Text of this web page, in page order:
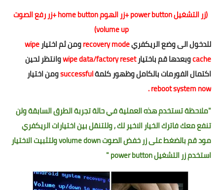
(زر التشغيل power button +زر الهوم home button +زر رفع الصوت
volume up)
للدخول الى وضع الريكفري
ومن ثم اختيار wipe
cacheوبعدها قم باختيارwipe data/factory resetوانتظر لحين
اكتمال الفورمات بالكامل وظهور كلمةsuccessfulومن اختيار
reboot system now .
"ملاحظة تستخدم هذه العملية في حالة تجربة الطرق السابقة ولن
تنفع معك فاترك الخيار الاخير لك , وللتنقل بين اختيارات الريكفري
مود قم بالضغط على زر خفض الصوت volume down ولتثبيت الاختيار
استخدم زر التشغيل power button "